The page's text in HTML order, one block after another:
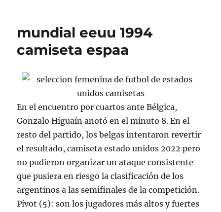
mundial eeuu 1994
camiseta espaa
En el encuentro por cuartos ante Bélgica,
Gonzalo Higuaín anotó en el minuto 8. En el
resto del partido, los belgas intentaron revertir
el resultado, camiseta estado unidos 2022 pero
no pudieron organizar un ataque consistente
que pusiera en riesgo la clasificación de los
argentinos a las semifinales de la competición.
Pívot (5): son los jugadores más altos y fuertes